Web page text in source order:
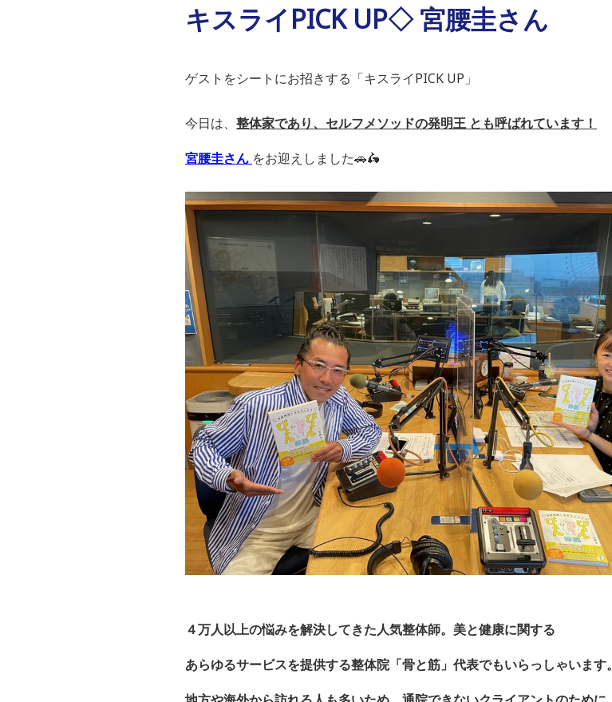
キスライPICK UP◇ 宮腰圭さん
ゲストをシートにお招きする「キスライPICK UP」
今日は、 整体家であり、 セルフメソッドの発明王 とも呼ばれています！
宮腰圭さん をお迎えしました🚗🛵
４万人以上の悩みを解決してきた人気整体師。美と健康に関する
あらゆるサービスを提供する整体院「骨と筋」 代表でもいらっしゃいます。